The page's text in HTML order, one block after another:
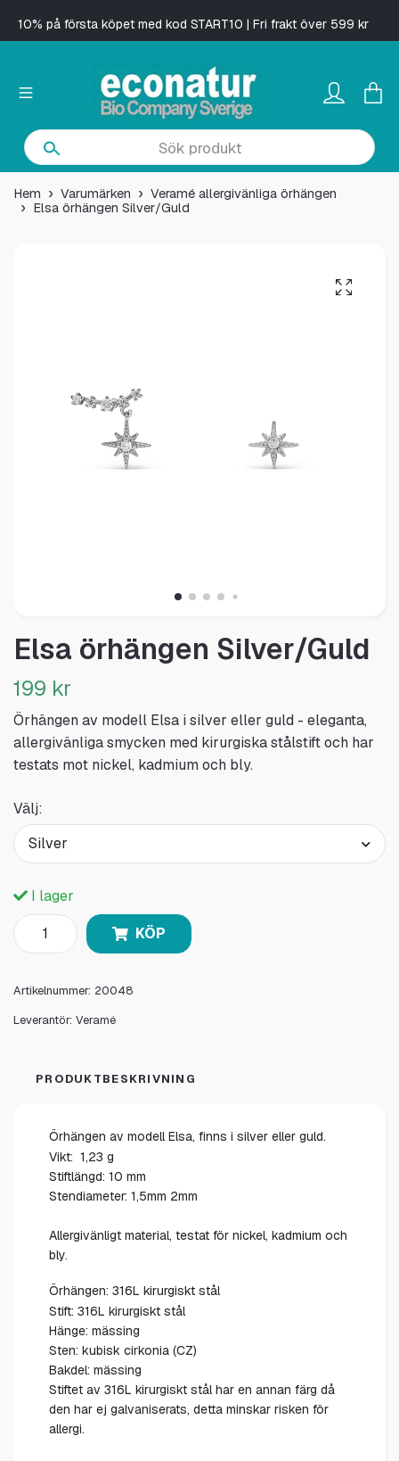
10% på första köpet med kod START10 | Fri frakt över 599 kr
Hem Varumärken
Veramé allergivänliga örhängen
Elsa örhängen Silver/Guld
Elsa örhängen Silver/Guld
199 kr
Örhängen av modell Elsa i silver eller guld - eleganta,
allergivänliga smycken med kirurgiska stålstift och har
testats mot nickel, kadmium och bly.
Välj:
Silver
I lager
KÖP
Artikelnummer: 20048
Leverantör: Veramé
PRODUKTBESKRIVNING
Örhängen av modell Elsa, finns i silver eller guld.
Vikt: 1,23 g
Stiftlängd: 10 mm
Stendiameter: 1,5mm 2mm
Allergivänligt material, testat för nickel, kadmium och
bly.
Örhängen: 316L kirurgiskt stål
Stift: 316L kirurgiskt stål
Hänge: mässing
Sten: kubisk cirkonia (CZ)
Bakdel: mässing
Stiftet av 316L kirurgiskt stål har en annan färg då
den har ej galvaniserats, detta minskar risken för
allergi.